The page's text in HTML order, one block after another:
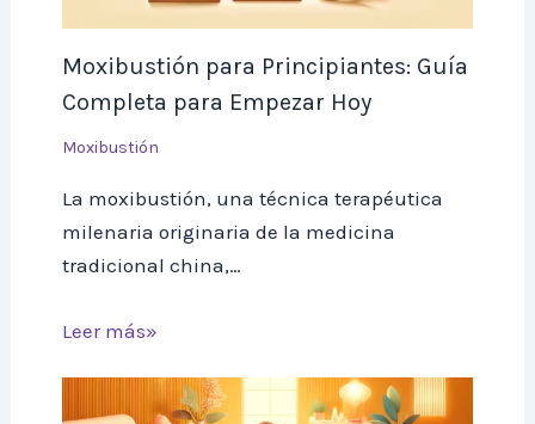
Moxibustión para Principiantes: Guía
Completa para Empezar Hoy
Moxibustión
La moxibustión, una técnica terapéutica
milenaria originaria de la medicina
tradicional china,…
Leer más»